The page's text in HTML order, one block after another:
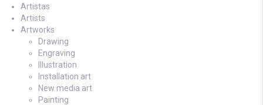
Artistas
Artists
Artworks
Drawing
Engraving
Illustration
Installation art
New media art
Painting